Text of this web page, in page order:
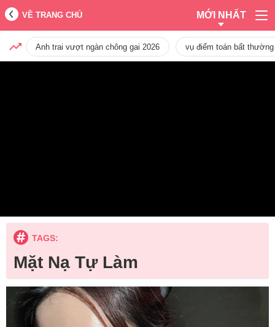
VỀ TRANG CHỦ MỚI NHẤT
Anh trai vượt ngàn chông gai 2026 vụ điểm toán bất
TAGS:
Mặt Nạ Tự Làm